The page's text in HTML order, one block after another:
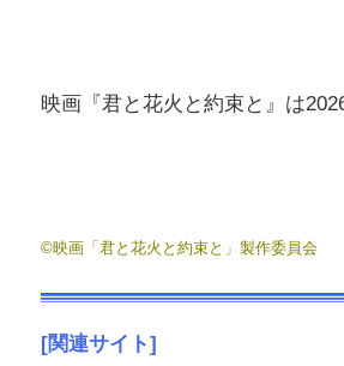
映画『君と花火と約束と』は
©映画「君と花火と約束と」製作委員会
[関連サイト]